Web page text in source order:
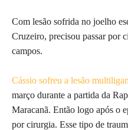
Com lesão sofrida no joelho
Cruzeiro, precisou passar por
campos.
Cássio sofreu a lesão
março durante a partida da
Maracanã. Então logo após o
por cirurgia. Esse tipo de